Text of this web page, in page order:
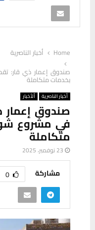
Home
أخبار الناصرية
صندوق إعمار ذي قار:
بخدمات متكاملة
أخبار الناصرية ألأخبار
صندوق
في مشروع
متكاملة
23 نوفمبر، 2025
مشاركة 0